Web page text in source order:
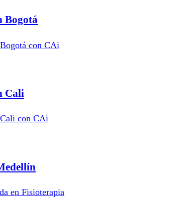
Bogotá
con CAi
Cali
con CAi
en Fisioterapia